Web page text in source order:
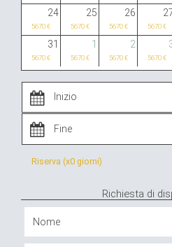
24 25 26
5670 € 5670 € 5670 € 5670 €
31 1 2
5670 € 5670 € 5670 € 5670 €
Riserva (x0 giorni)
Richiesta di